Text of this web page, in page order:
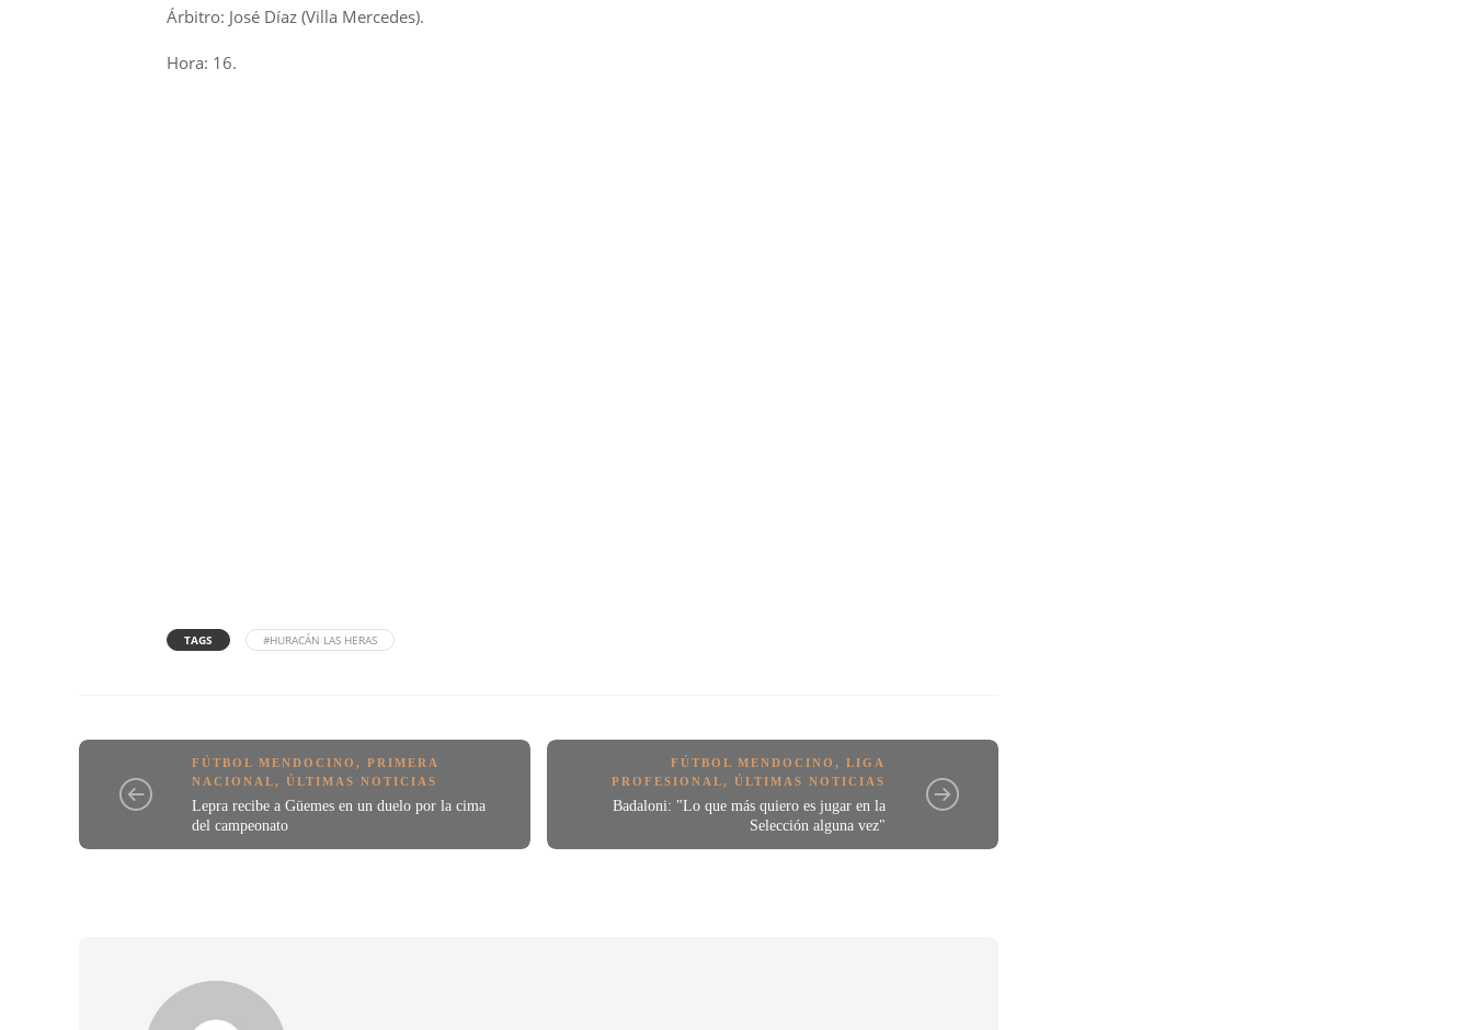
Árbitro: José Díaz (Villa Mercedes).
Hora: 16.
TAGS #HURACÁN LAS HERAS
FÚTBOL MENDOCINO,PRIMERA
NACIONAL,ÚLTIMAS NOTICIAS
Lepra recibe a Güemes en un duelo por la cima
del campeonato
FÚTBOL MENDOCINO,LIGA
PROFESIONAL,ÚLTIMAS NOTICIAS
Badaloni: "Lo que más quiero es jugar en la
Selección alguna vez"